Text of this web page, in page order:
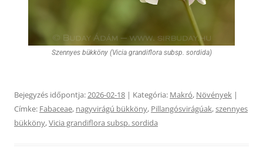
Szennyes bükköny (Vicia grandiflora subsp. sordida)
Bejegyzés időpontja:2026-02-18 | Kategória: Makró, Növények |
Címke: Fabaceae, nagyvirágú bükköny, Pillangósvirágúak,szennyes
bükköny,Vicia grandiflora subsp. sordida